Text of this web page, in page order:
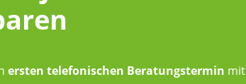
ersten telefonischen Beratungstermin mit